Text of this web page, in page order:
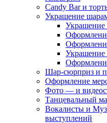
Candy Bar и
Украшение
Украшение
Шар-сюрприз и
Оформление
Фото — и
Танцевальный
Вокалисты и
выступлений